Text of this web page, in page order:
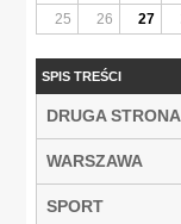
25
26 27
SPIS TREŚCI
DRUGA STRONA
WARSZAWA
SPORT